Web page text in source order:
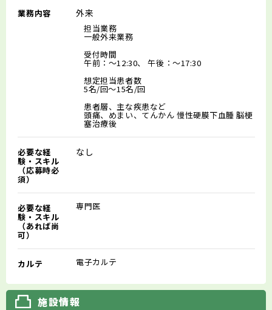
業務内容 外来
担当業務
一般外来業務
受付時間
午前：～12:30、 午後：～17:30
想定担当患者数
5名/回～15名/回
患者層、主な疾患など
頭痛、めまい、てんかん 慢性硬膜下血腫 脳梗
塞治療後
必要な経
験・スキル
（応募時必
須）
なし
必要な経
験・スキル
（あれば尚
可）
専門医
カルテ 電子カルテ
施設情報